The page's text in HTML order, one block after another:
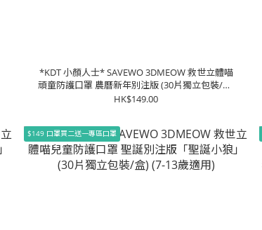
*KDT 小顏人士* SAVEWO 3DMEOW 救世立體喵
頑童防護口罩 農曆新年別注版 (30片獨立包裝/盒)
(大童, 小顏人士適用)
HK$149.00
$149 口罩買二送一專區口罩